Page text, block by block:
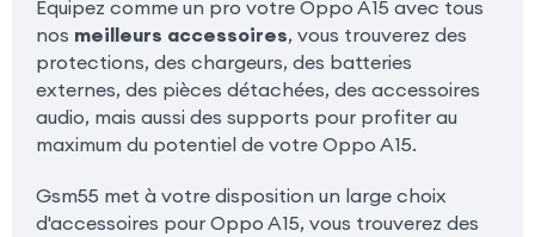
Equipez comme un pro votre Oppo A15 avec tous
nos meilleurs accessoires, vous trouverez des
protections, des chargeurs, des batteries
externes, des pièces détachées, des accessoires
audio, mais aussi des supports pour profiter au
maximum du potentiel de votre Oppo A15.
Gsm55 met à votre disposition un large choix
d'accessoires pour Oppo A15, vous trouverez des